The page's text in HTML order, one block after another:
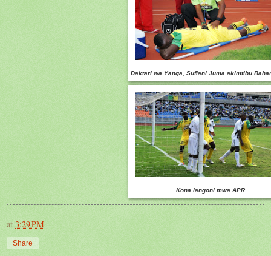
Daktari wa Yanga, Sufiani Juma akimtibu
Kona langoni mwa APR
at 3:29 PM
Share